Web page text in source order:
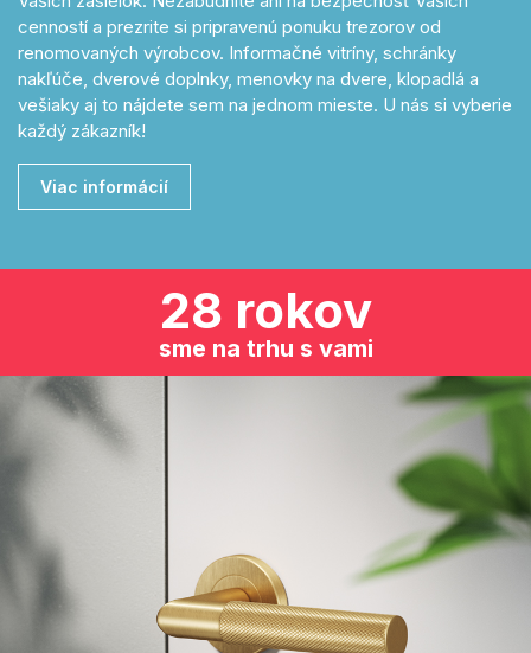
cenností a prezrite si pripravenú ponuku trezorov od
renomovaných výrobcov. Informačné vitríny, schránky
nakľúče, dverové doplnky, menovky na dvere, klopadlá a
vešiaky aj to nájdete sem na jednom mieste. U nás si vyberie
každý zákazník!
Viac informácií
28 rokov
sme na trhu s vami